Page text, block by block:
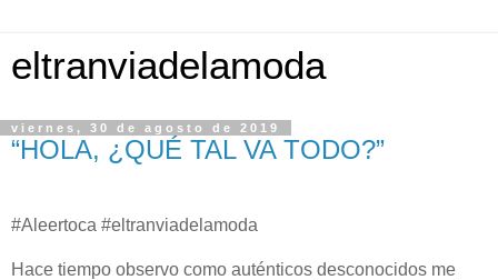
eltranviadelamoda
viernes, 30 de agosto de 2019
“HOLA, ¿QUÉ TAL VA TODO?”
#Aleertoca #eltranviadelamoda
Hace tiempo observo como auténticos desconocidos me